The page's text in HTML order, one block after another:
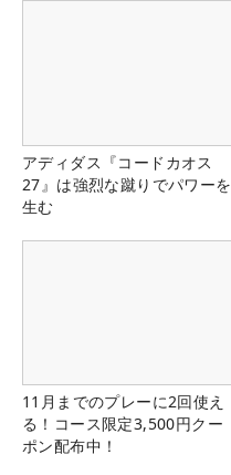
アディダス『コードカオス
27』は強烈な蹴りでパワーを
生む
11月までのプレーに2回使え
る！コース限定3,500円クー
ポン配布中！